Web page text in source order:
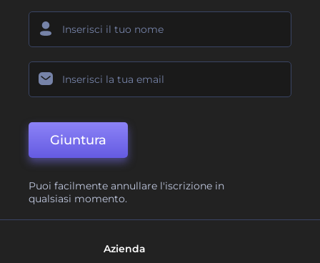
Giuntura
Puoi facilmente annullare l'iscrizione in
qualsiasi momento.
Azienda